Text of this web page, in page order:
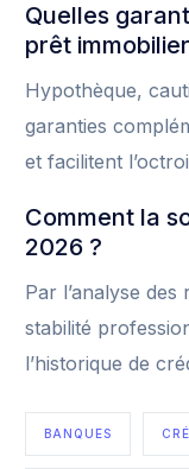
Quelles
prêt
Hypothèque,
garanties
et facilitent
Comment la
2026 ?
Par l’analyse
stabilité
l’historique de
BANQUES